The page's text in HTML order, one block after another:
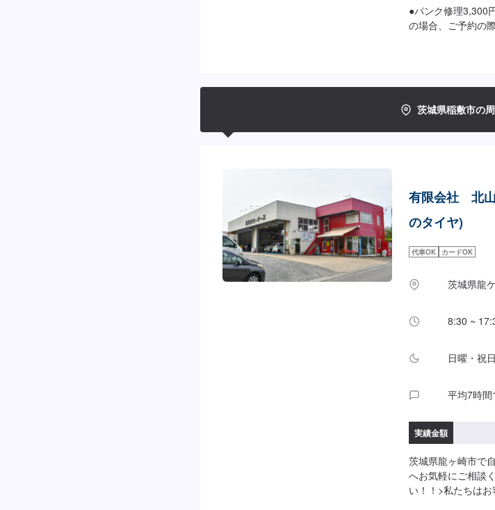
●パンク修理3,300
の場合、ご予約の
茨城県稲敷市の
有限会社 北
のタイヤ)
代車OK カードOK
茨城県龍
8:30 ~
日曜・祝日
平均7時間
実績金額
茨城県龍ヶ崎市で
へお気軽にご相談
い！！>私たちは